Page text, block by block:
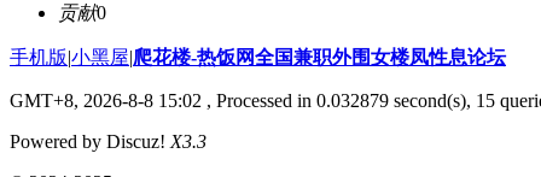
贡献0
手机版|小黑屋|爬花楼-热饭网全国兼职外围女楼凤性息论坛
GMT+8, 2026-8-8 15:02 , Processed in 0.032879 second(s), 15
Powered by Discuz! X3.3